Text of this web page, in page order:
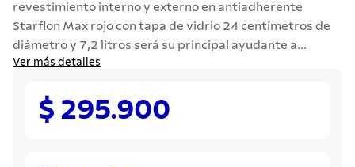
revestimiento interno y externo en antiadherente
Starflon Max rojo con tapa de vidrio 24 centímetros de
diámetro y 7,2 litros será su principal ayudante a...
Ver más detalles
$ 295.900
6.
acero inoxidable
7.
sartenes
8.
cuchillo
. olla